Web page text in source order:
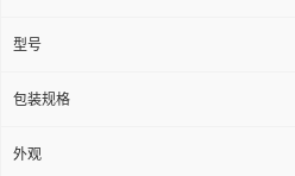
型号
包装规格
外观